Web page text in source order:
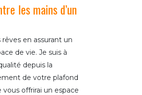
les mains d’un
en assurant un
de vie. Je suis à
depuis la
de votre plafond
offrirai un espace